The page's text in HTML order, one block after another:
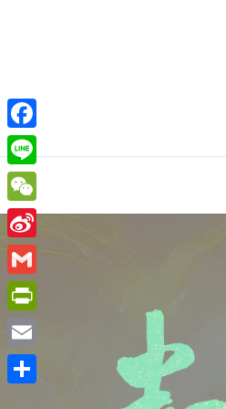
F
a
c
e
b
o
o
k
L
i
n
e
W
e
C
h
a
t
S
i
n
a
W
G
m
a
P
r
i
E